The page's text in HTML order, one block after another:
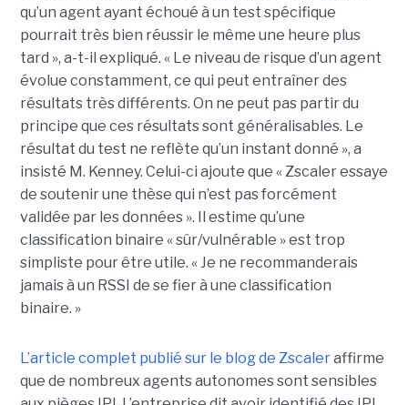
qu’un agent ayant échoué à un test spécifique
pourrait très bien réussir le même une heure plus
tard », a-t-il expliqué. « Le niveau de risque d’un agent
évolue constamment, ce qui peut entraîner des
résultats très différents. On ne peut pas partir du
principe que ces résultats sont généralisables. Le
résultat du test ne reflète qu’un instant donné », a
insisté M. Kenney. Celui-ci ajoute que « Zscaler essaye
de soutenir une thèse qui n’est pas forcément
validée par les données ». Il estime qu’une
classification binaire « sûr/vulnérable » est trop
simpliste pour être utile. « Je ne recommanderais
jamais à un RSSI de se fier à une classification
binaire. »
L’article complet publié sur le blog de Zscaleraffirme
que de nombreux agents autonomes sont sensibles